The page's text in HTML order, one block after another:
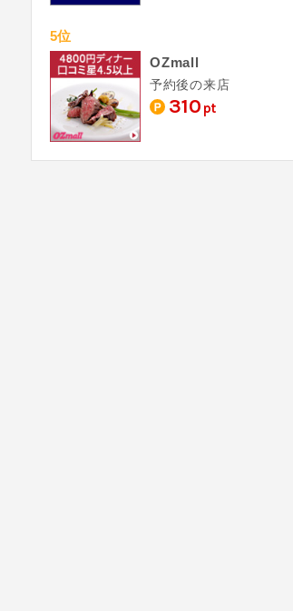
5位
OZmall
予約後の来店
310 pt